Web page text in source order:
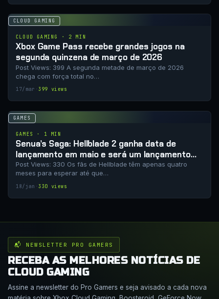
CLOUD GAMING
CLOUD GAMING · 2 MIN
Xbox Game Pass recebe grandes jogos na
segunda quinzena de março de 2026
Post Views: 399 A segunda metade de março de 2026
chega com força total no…
17/mar · 399 views
GAMES
GAMES · 1 MIN
Senua’s Saga: Hellblade 2 ganha data de
lançamento em maio e será um lançamento
apenas digital
Post Views: 330 Os fãs de Hellblade têm apenas quatro
meses para esperar até que…
18/jan · 330 views
📬 NEWSLETTER PRO GAMERS
RECEBA AS MELHORES NOTÍCIAS DE
CLOUD GAMING
Assine a newsletter do Pro Gamers e seja avisado a cada nova